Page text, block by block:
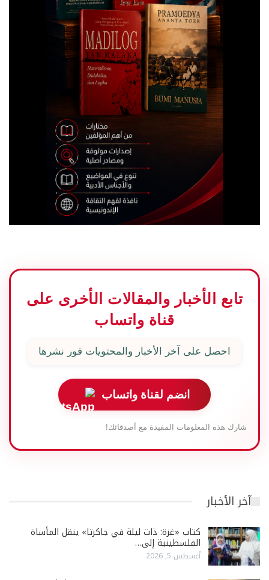
تابع الأخبار والمقالات الأخرى على
قناة واتساب
احصل على آخر الأخبار والمحتويات فور نشرها
انضم لقناة واتساب
شارك هذه المعلومات المفيدة مع أصدقائك!
آخر الأخبار
كتاب «غزة: ذات ليلة في جاكرتا» ينقل المأساة
الفلسطينية إلى…
أغسطس 5, 2026